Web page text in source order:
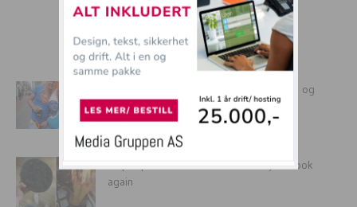
mer tullball
Utdrikningslag endte med avlyst bryllup og
fengsel. Forloveren angrer!
21 people who SHOULD NEVER try to cook
again